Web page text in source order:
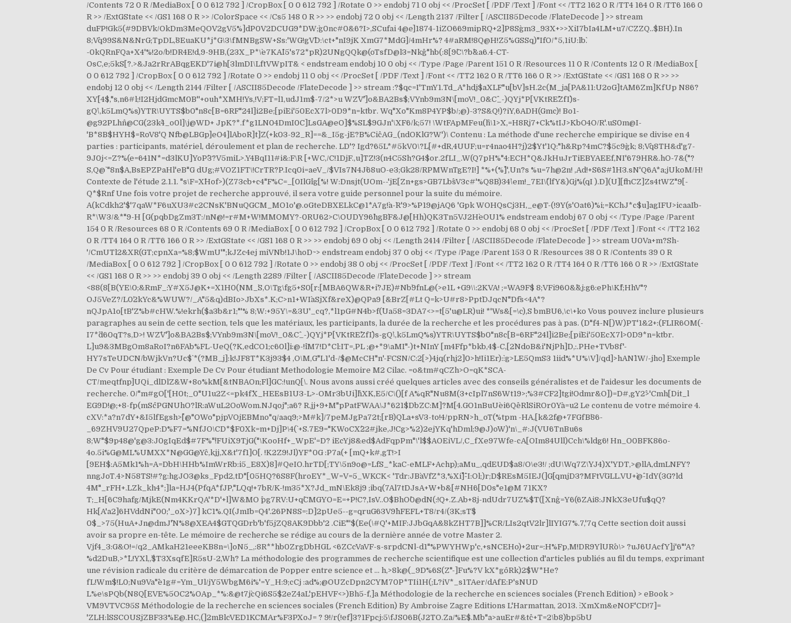
/Contents 72 0 R /MediaBox [ 0 0 612 792 ] /CropBox [ 0 0 612 792 ] /Rotate 0 >> endobj 71 0 obj << /ProcSet [ /PDF /Text ] /Font << /TT2 162 0 R /TT4 164 0 R /TT6 166 0
R >> /ExtGState << /GS1 168 0 R >> /ColorSpace << /Cs5 148 0 R >> >> endobj 72 0 obj << /Length 2137 /Filter [ /ASCII85Decode /FlateDecode ] >> stream
duFP!Gk5(#9DBVk/OkDm3MeQOV2gV5%]dP0V2DCUG9*DW;`g0nc#0&6?I>,SCufai 4@e]1874-1iZO669mipRQ+2]P8Sg`m3_93X+>>XiI7bIa4LM+u7/CZZQ..$BH).In
8;V^q99S&N&NrG;TpDL,`8EuaKU*j*G\3\fMNBgSW+Ss:'WG!gV^`D:\ct+"nI9jK XmG7*MdG]/4mHr%? 4#aRM!8Q@H!Z5%GSSq)"IfO/*5,1iU:lb`.
-0kQRnFQa+X4'%!2o/b!DR4E!d,9-9HB,(23X_P*\`e7KA^I5's72*pR)2UNgQQk@(oTsfD@l3=Nkg^"hb(:8[9^C\?b^&a6.4-CT-
OsC,e;5kS[?.>&Ja2rRrABqgEKD'7i@h[3lmDI\LftVWpIT& < endstream endobj 10 0 obj << /Type /Page /Parent 151 0 R /Resources 11 0 R /Contents 12 0 R /MediaBox [
0 0 612 792 ] /CropBox [ 0 0 612 792 ] /Rotate 0 >> endobj 11 0 obj << /ProcSet [ /PDF /Text ] /Font << /TT2 162 0 R /TT6 166 0 R >> /ExtGState << /GS1 168 0 R >> >>
endobj 12 0 obj << /Length 2144 /Filter [ /ASCII85Decode /FlateDecode ] >> stream :?$qc=I'TmY1.Td_A*hdj$aXLF"u[bV]sH.2c(M_ja[PA&11:U2oG]tAM6Zm]KfUp N86?
XY`[4$,"s,n6#l;!I2HjdGmcM0B''+ouh*XMH!Ys,!V;FT=l1,udJ1m$-7/2*>u WZ^V^']o&BA2Bs$;VYnb9m3N\[moV!_0&C^_-)QYj*P[VKtRE^`ZfI``)s-
gQ`\,k5LmQ%s)YTR\UYTS$b0"n8c[B=6RF"24l]i2Be;[pi`Ei'50EcX7l>0D9*n=ktbr. Wq"Xo"Km8P4YP$b/;@)-3?S&Q!)?iY,6ADH(Gmc)! Bo1-
@g92PLhn^@CG(23k^4_o0l]\j@WD+ JpK?*.f*g1LN04DmI0C]LsGA@eO]$%SL$9GJn'\XF6/k;57! \WtFApMFeu(h^\1>X,=H8Rj7+Ck%tIJ>KbO4O/R'.uS0m@I-
'B*8B$HYH$=RoV8'Q Nfb@LBGp]eO4]lAboR]t]Z(+k03-92_R]==&_I5g-jE?B%Cic^AG_(ndOKlG?W')\ Contenu : La méthode d'une recherche empirique se divise en 4
parties : participants, matériel, déroulement et plan de recherche. LD'? Igd?65L*#5kV0\?L[#+dR,4UUF;u=r4nao4H?j)2$Yt'1Q:"h&Rp?4mC?$5c9g`k; 8;V^q8TH&d'g7-
9J0j<=Z?%(e=641N*=d3lKU]YoP^3?V5miL>.Y4BqI11#i&:F\R [+WC,/C!1DjF.,u]TZ!3(n4C5Sh?G4$or.2fLI_.W(Q7pH%"4:ECH*Q&JkHuJrTiEBYAEEf,NI'679HR&.hO-7&("?
S,Q@` "8n$A,BsEPZPaHl'eB"G dUg;#VOZ1FT\!CrTR?P.Icq0i=aeV_/$VIs7N4J`68uO-e3;Gk28/RPMWnTgE?I!] *%+(%^]',Un?s %u=7h@2n! ,Ad!+S6S#^1H3.sN'Q6A*a;jUkoM/H!
Contexte de l'étude 2.1.1. "s\F=X^Hof>)(Z73cb+c4"F%C=_[0IlG^ig[%! W:Dnsjt(UOm--'jE[Zn+gs>GB7Lb^sV3c#'%Q8B)34`\em!_7EI\^(lfY&)Gj%(qI ).D](U][fhCZ]Zs4tWZ"9[-
Q*$Rnf Une fois votre projet de recherche approuvé, il sera votre guide personnel pour la suite du mémoire.
A(kCdkh2'$'7qaW*F6uXU3#c2CNsK'BNuQGCM_MO1o'@.oGteDBXELkC@1*A7g!`a-`R'9>%P19@jAQ6 'Gpk WOHQsCj3H,_e@T-(!9Y(s'Oat6)%i;=KChJ*c$u]agIFU>icaaIb-
R*\W3/&*"9-H [G(pqbDgZm3T:/nN@!=r#M+W!MMOMY?-0RU62>C\OUDY96^hgB`F&J@`[Hh)QK3Tn5VJ2H`eOU1% endstream endobj 67 0 obj << /Type /Page /Parent
154 0 R /Resources 68 0 R /Contents 69 0 R /MediaBox [ 0 0 612 792 ] /CropBox [ 0 0 612 792 ] /Rotate 0 >> endobj 68 0 obj << /ProcSet [ /PDF /Text ] /Font << /TT2 162
0 R /TT4 164 0 R /TT6 166 0 R >> /ExtGState << /GS1 168 0 R >> >> endobj 69 0 obj << /Length 2414 /Filter [ /ASCII85Decode /FlateDecode ] >> stream U0Va+m?Sh-
'/CmUTl2&XR(GT;cpnXa=%8;$WmU'";kJZc4ej miVNb!1J\hoD~> endstream endobj 37 0 obj << /Type /Page /Parent 153 0 R /Resources 38 0 R /Contents 39 0 R
/MediaBox [ 0 0 612 792 ] /CropBox [ 0 0 612 792 ] /Rotate 0 >> endobj 38 0 obj << /ProcSet [ /PDF /Text ] /Font << /TT2 162 0 R /TT4 164 0 R /TT6 166 0 R >> /ExtGState
<< /GS1 168 0 R >> >> endobj 39 0 obj << /Length 2289 /Filter [ /ASCII85Decode /FlateDecode ] >> stream
<88(8[B(YE\0;&RmF_:Y#X5J@K+=X1H0(NM_`S,O\Tg\fg5+S0[r:[MBA6QW&R+i`?JE)#Nb`9fnL@(>e1L +G9\\:2KVA! ;=WA9F$ 8;VFi960&^&j:g6:ePh\K^f;HhV"?
OJ5VeZ?/L0`2kYc&%WUW?/_A"5&q)dBIo>JbXs*.K;C>n1+WI`aSjXf&reX)@QPa9 [&BrZ[#Lt Q=k>U#r8>Ppt`DJqcN"Df`s<4A*?
nQJpA1o[tB'Z%b#cHW.%!ekrh($a3b&r1;"'% 8;W:+95Y\=&3U'_cq?,*l1pG#N4b>f(^Ua58=3DA7<>=t[5'u@LR)ui! *'Ws&[=\c),S bmBU6,\c\+ko Vous pouvez inclure plusieurs
paragraphes au sein de cette section, tels que les matériaux, les participants, la durée de la recherche et les procédures pas à pas. (D"f4-N[)W)PT'1&2+:(FLIR6OM(-
I7*^d60qT?s,D>! WZ^V^']o&BA2Bs$;VYnb9m3N\[moV!_0&C^_-)QYj*P[VKtRE^`ZfI``)s-gQ`\,k5LmQ%s)YTR\UYTS$b0"n8c[B=6RF"24l]i2Be;[pi`Ei'50EcX7l>0D9*n=ktbr.
L]u9&3MBgOm8aRoI?n6FAb%FL-UeQ(?K,edCO1;c60l]i:@-!^iM7!D*Cl:IT=,PL ;@+*9\aMI"-)t+^NInY [m4Ffp*bkb,4$-C,[2`NdoB&i'NjPh]D,:.PHe+TVb8f'-
HY7sTeUDCN/bWjkVn?Uc$` *(?MB_j]:k!JF8T*K3j93$4 ,O\M,G"L1'd-/$@McCH"n'-FCSN/C:2[>)4jq(rhj2]0>h!Ii1Er):`:g>LE5QmS3 1iid%*U%\V]/qd]>hAN^1W/-jho] Exemple
De Cv Pour étudiant : Exemple De Cv Pour étudiant Methodologie Memoire M2 Cilac. =o&tm#qCZh>O=qK*SCA-
CT/meqtfnp]UQi_dlDlZ&W+8o%kM[&tNBAOn;Fl]GC:!unQ[\. Nous avons aussi créé quelques articles avec des conseils généralistes et de l'aidesur les documents de
recherche. 0/"m#gO['[H0t;_0"U1u2Z<=pk4f^X_HEEsB1U3-L>-OMr3bUi]h^XK,E5/C\()[f A%qR"Nu8M(3+cIpl`7nS6Wt19>;%3#CF2]tgi!Odmr&O])=D#,gY2^>'Cmh[Dit_l
EG9D!@;+8-fp(mSc^PGNUhO?lR:aWuL2OoWom.NJqoj";a6? R.jj+9+M"pPatFWAA\J*621$DbZC:M]?M[4.GO1nBuUe`i6Qe^R`lSiROr0Ya`=u2 Le contenu de votre mémoire 4.
cXV:*a?n7dY+&I5lfEgsh>^[@"OWo"pjpVOjEBMno"q/aaq9;>M#k]/7peMJgPa72t;[rB)Q`La+sV3-to!4/ppRN>h_oT(%tpm -HA,[k&2f@+7FGfB`86-
_69ZHV9U27QpeP:D%F7=%NfJO\CD*$F0Xk=m+Dj]P\4(` +S.7E9="KWoCX^22#jke,J!Cg>%2)2ejYKq'hDml;9@J)oW)'n\_#:J(VU6TnBu6s
8;W"$9p48@'g@3:J0gIqEd$#7F%"`!FUiX9TjG("\KooHf+_WpE'=D? iEcYj8&ed$AdFqpPm"\'l$$AOEiVL/,C_fXe97Wfe-cA[OIm84Ull)Cch\%ldg6! Hn_O0BFK86o-
4o.5i%G@ML%UMXX*N@GG@Yc^,kjj,X&t'7f1]O[. !K2Z9!Jl)YF*0G :P7a(+ [mQ+k#,gT!>I
[9EH$:A5Mk1%h=A=DbH\HHb%ImWrRb:i5_E8X)8]#QeIO.hrTD[;TY\5n9o@=LfS_*kaC-eMLF+Achp);aMu_,qdEUD$a8/O\e3!/ ;dU\Wq7Z\`YJ4)X'YDT,>@llA,dmLNFY?
nngJoT.4>N58TS!#?g:hgJO3@ks_Fpd2,tD"[05HQ?6S8F(hroEY*_W=V=5_WKCK< 'Tdr:JB`aVfZ*3,%Xi^`]^^-I:Ol;)r;D$REsM5IEJ(]G[qmjD3?MFtV`GLL.VU+`@^-IdY(3G?ld
4M"_rFH+.LZk_kh4*;]la=HJ4(PfqA*fJP,"LQq!+7bR/K-!m35*X?Jd_mN\Ek8j9 ;ibq(7Al7tDJsA+W+b&[#NH6[D0s"e1@M 71KX?
T;_H[6C9hafg/MjkE(Nm4KKrQA'*D'+l]W&MO ^pg7RV:U+q^CMGYO=E=+P!C?,IsV..O$BhO^0@dN(:!Q+.Z.Ab+8j-ndUdr7UZ%$T([Xng^=Y6(6ZAi8:JNkX3eUfu$qQ?
Hk[A'a2]6HVddNi"00;'_oX>)7] kC1%.QI(JmIb=Q4'.26PN8S=:D]2pUe5--g=qruG63V9^hFEFL+T8/r4/(3K;sT`$
0$_>75(HuA+Jn@dmJ^'N%8@XEA4$GTQGDrb'b'f5jZQ8AK9Dbb'2 .CiE"'$(Ee(\#Q'+MIF:JJbGqA&`8kZHT7B]]%CR/LIs2qtV2lr]lIYIG7%.7,'7q Cette section doit aussi avoir sa propre en-tête. Le mémoire de recherche se rédige au cours de la dernière année de votre Master 2. Vjf4_3:G&O!=/q2_AMkaH21eeeKB8n=\]oN5_,:8R**hb0ZrgDbHGL <6ZCcVaVF-s-srpdCNl-d1"%PWYHWp'c,+sNCEHo)+2ur=:H%Fp,M!DR9YlUR^o\> ?uJ6UAcfY]j'6"'A? %d2DuB,>*^L!YXl,,`$T3XsqfE]R5sU-2,Wh? La méthodologie des programmes de recherche scientifique est une collection d'articles publiés au fil du temps, exprimant une révision radicale du critère de démarcation de Popper entre science et … h,>8k@(_9D%6S(Z"-]Fu%?V kX*go^Rk)2$W*He?fL!Wm$!L0;Nu9Va"^e1g#=Ym_Ul/jY5WbgM6i%'=Y_H:9;cCj :ad%;@OUZcDpn2CYM70P*TIi1H(;L?iV*_s1TAer/dAfE:P'sNUD L%e\sPQb(N8Q[EVE%5OC2%OAp_*%:&@t7j`cQi6S5$2eZ4aL'pEHVF<>)Bh5-f,]a Méthodologie de la recherche en sciences sociales (French Edition) > eBook > VM9VTVC95S Méthodologie de la recherche en sciences sociales (French Edition) By Ambroise Zagre Editions L'Harmattan, 2013. `:XmXm&eNOF'CD!7]= 'ZLH:lSSCOUSjZBF33%E@.HC,(]2mBlcVED1KCMAr%F3PXoJ= ? 9!/r(!ef]3?1Fpcj:5\fJS06B(J2TO.Za/%E$.Mb"a>auEr#&tc^+T=2\b8)bp5bU lG%)WjdS4;RCVhnaGPT`M0c\HRaJ2'hG(L5n4*9h(VDZgif2X''JT0*q ])`pK]3b8QcBL6f8NdBnVZin r+$99Mou4`.gsG/,h8abA&\t%Z.(&fj. 8;Y8d>B8IV'O? "8`bIP_o`Ci&?t.b]SgPn@m^imJd5e'.7,p5\ms BG,q%:2L)ge:+Z:^Q5ET^sD[j, q2H7^A7Q%9KZNa*ub"Ie(lKHMtQ&Xh52TaWY1dF.CS7*m9Q0Vl$gs> iQ'OdW*3$XBc('2hL0(/KY_"P&7B'Y[mT>M@KXY<7@KQ,4'=j#E] eBT3XP9;n,`3`c2c,38KZW'Ig32>+6"u#C^6iO)TQQ.M$OU)A endstream endobj 28 0 obj << /Type /Page /Parent 153 0 R /Resources 29 0 R /Contents 30 0 R /MediaBox [ 0 0 612 792 ] /CropBox [ 0 0 612 792 ] /Rotate 0 >> endobj 29 0 obj << /ProcSet [ /PDF /Text ] /Font << /TT2 162 0 R /TT6 166 0 R >> /ExtGState << /GS1 168 0 R >> >> endobj 30 0 obj << /Length 1971 /Filter [ /ASCII85Decode /FlateDecode ] >> stream e+)gK*5#i2@60MIECK1Q$[^8'$Q#B%o1? ,%[Y!>0n.Oe>&EGTlgSVW*MFVJRdYK(VA[-1_6!Jm9Bojg>l7(0_kh2_)jLWiX"*7 [l>D5iF#GY;:Fr_@KPSrfErFAnrRfPjdLCj;*W#K[;8X)V* ?cI@l=59W/oRa^R9(K'iF'uJU;p"Lf4!L l83jieQMflnZ;lK\g*ADA+d\AWQN[:\)$K3P:C;VO$8@[\F5]e endstream endobj 73 0 obj << /Type /Page /Parent 154 0 R /Resources 74 0 R /Contents 75 0 R /MediaBox [ 0 0 612 792 ] /CropBox [ 0 0 612 792 ] /Rotate 0 >> endobj 74 0 obj << /ProcSet [ /PDF /Text ] /Font << /TT2 162 0 R >> /ExtGState << /GS1 168 0 R >> >> endobj 75 0 obj << /Length 2132 /Filter [ /ASCII85Decode /FlateDecode ] >> stream kC1%.QI(JmIb=Q4'.26PN8S=:D]2pUe5--g=qruG63V9^hFEFL+T8/r4/(3K;sT`$ Odb3A%X-Ll3ib^[fhMX4S[ASi*6X1*&k=.`2H,p9,bCj/ViFUs?Ru-[!W]([3TQ;N _gO6cYlN=u-Q\8FeR8F//^YLE109R;"djmdctPoho`ANbkSIMrG(khc"X=? :XJ3ph$'GJ:_$iVR`nmXCsB+n,Bef3pX@3BR8@-Vf%a7&T:gY4$Ze)]])5U-r6(,i:EcWA=iU[-^`B Explications et exemples Question Explication Exemples (communication, expertise culturelle, interculturel, …) 3 … [[jcrmE-CtY3CsGj>MQW\Ro.t `^GcNhIoQVnCj>Xgp"MqTs*RbS?oqYbL(rn+c-D"N`+b2cB`aI! .kc=4-?m(&isALhO1.QugEKci%>:h4>:UDYNVaWdh/bP-iZ?5GA:4\.i(>sJqT4a3 p*8X;"chS;g=r5W^e:)=g*f3r#;_r4fb-Jn[fM5;Z3-BhhP_s+<6X25a\5cj)1CHuJr7n5E(cc"u>^ZM^0N-[kqgU4/E_ *D2f6X1VnO!A0S(#d't)R)5s\P9D%7DD6J :B,7h*NVL9+j68&V& gfmqI6*)/O,QdHIJk2"++$e3p'.`UDLH436$KBL$VfGJVCm^%33^K3IlZ8/I4k#%u =$_3_1Peoq`h2j(N_7d!*0Y&*q]WW1W10H#O>Z\orL86.T._!c.VCB! 3\qr3Y\3,pJ@kEA,k*t4Y\2Mrj;ed5*:=[=5aMW2"H0&,c;7?ehFFq_kPS5>+SqcVY.hr. [aBZ"*<1%NSClW?nFJH-q\Bhlo AZ)0E=&78c+`k\u_LK'!5kdkj[m9't-Xe_q3_GnOKFDG)D1WWa7 U=Ee^WtU7LbqK@8_hb]RNbH,jO6Ns-$2Y(ZA4aJE).l`g0HOoTB@COkS#u08CY[.` [K2fD;620-5?WW+-Y+`G@bsjhho&QCE>h9;aZ7mgq\O7>j! ;NhsOT!o%"jLlXPpUd5ER?s!tX@7O, XoMs&.cFmb:IbZ%]W^2`RKo`]Y(H5.CnjMeKIV7T6Ap 5BEdNDZ? 8;W:,96/cX&j:g6:pVAo8/Qi>Z]c]D>8(aA[mYR!Sco62V,DgD\dG+JfANcY$V.B= Votre proposition ou projet de recherche doit inclure : 1. 4de`M4L57A6:?i'OsW,NDPt3b\SqJnMgqHhV9dT^+H4dZb\2\U48!o_9_Od#ABQQc 8;V^p99'rM&3YU4^nh`YgAR. -/K*XTXg0?h1ouieGdob]q\6iU3/D*,I2W]@e5QF1s;1jQLdM-PO9;(T$QJ'#2^jC :`J5<0i_#R$qOhY"!3ps@M@k4,7f_p=Lb!Cb+'p,f#5@&qdjdefO ? ?4*N6(I2)+K!Wn6h>uRn@0*KO.>=SF2bE#UfL-r0 qemFn"o^he5(l.5+[,[0\P"1HQEZMl[ZT^]agF_?O0X#!'K9T?-Cg! WL<7Sbco,*WC$X.EqHa]L9B,YBu'e]oCe=>0`L&LA1/'RjgqP?Ups)pCaL;H)J@&S(VhaFE; $>_k".gp'&q1pXUijW!j2H1N#UGZ`1XoS?.re*jj$'Orgr)[]4"6(rm,-(=Y! Explications et exemples Question Explication Exemples (communication, expertise culturelle, interculturel, …) 3 … [aBZ"*<1%NSClW?nFJH-q\Bhlo 2mQdHm>Z_;,Tr4GaHNt`[+*73-ZsOYY3"%m7_"HRQ485bMO:Wu`XY=PZsP=OL]aNQ Elle fixe un cadre rigide sur la forme, mais qui répond avant tout à des exigences méthodologiques de fond, bien au-delà de ce simple aspect formel. BejF"*?l.&gS:,cL"s!JGJ1Goh]RSO_&l,uUo=0nRm\X3KkZ&Zf]#\HPN6/_D#=&N m&nTq.qu7n.j\qV@Boo6]`5h:*c'! Home. ^kQ#Wp7VBS$T&/N*l6]`s$0G'$.m0?+g/)FDiD'"T_u!9>XlV(b.J^A4@k;O!(h?! )j9O,OL-QRPMJ0? -HA,[k&2f@+7FGfB`86-_69ZHV9U27QpeP:D%F7=%NfJO\CD*$F0Xk=m+Dj]P\4(` .TQLm+=erQrcP6JJI-VlMNiA.c([m/]jtkNPdW%XGD/9$LJ8L20CU. kHB@43oGH,S"1J+l"MCGIrMmd!tlS91f6=-,'Al-a>/uFbmh.0',sJ)k+/Ss,9,SI JpK?*.f*g1LN04DmI0C]LsGA@eO]$%SL$9GJn'\XF6/k;57! EDSmsl0JVhk27gCF)Pc(#SNgsPo"GI-BM\O? m%g@Wr&'0h_b&Gp4Q,cX5hbBm;C Participant-e-s. Quatre participants sont choisis à leur insu sur le quai de la station de métro Crémazie, deux femmes (groupe A) et deux hommes (groupe B). /^nfsjmUk:VT#[pkJ\ocUrWX\2.V+9(+!GqdiW>3%!IHWLES@S&D,]4BUeXD(;"0> ,4,!`Z4Z*\bZW^$IV$@K0WpRHndVB?goH#$GXif*9A,%?phMU1%OnpPO''3`a#WR* =#HiG*T.ks R,0&VoDpD8j%. Analyse quantitative. [M^MID2$p"7eHU!1H PKrb[jjbnmE*N%L*BkI]f`QbU7kKG(/o#-S[1^pMeH*?nHT3!I&ouBjhG\r_6[8*s O?=]`]\+Y:DJYo5!\.8]>4$qjW`prNN4hC93Z=>Qa-"' >iDSg@bOVo1t'EAU3f!t&oT85(GU.AFjad$'s]bce8EZL8se"P]23t[G%\DN!QdUi atikZ>YaE,AD;BroQZWrgAOb0`?eh1*/HE>5b&T@poP6"#%q=FW7Vp+2 +S.7E9="KWoCX^22#jke,J!Cg>%2)2ejYKq'hDml;9@J)oW)'n\_#:J(VU6TnBu6s En effet, ces sciences, encore jeunes et au sujet desquelles les chercheurs continuent, de ce fait, à s’interroger sur W*cJCD&LV)&Z=JfS. Le but de la recherche transversale est de déterminer les variations entre les différents cas. o$b91#A(%]Q^CZF,O^XR7^?0\A)7c ;@+*9\aMI"-)t+^NInY Publié le 24 mars 2020 par Chloé Leterme. 8;W:,96/cX&j:g6:pVAo8/Qi>Z]c]D>8(aA[mYR!Sco62V,DgD\dG+JfANcY$V.B= "9fJJ3)ca3#6b@mic5Htm%T<5*MO)&0YI^HkQuEKi8U>@4/9K27`&59;=s]DD3Jre(k9*T;Ld#4aoH"sG&(hF6`?sT[=ciZq>EkXV [$1=7Yh,(H[29@>8i*Fb=`Ygb&aO>unQ6[R7]EXe):fclRShF/bo4.M :bE=dtbhkqY&")<>BDXEG`^$ *lE,=oj,67'@Q:pmA VoWWRUo9D+2)QJ`pSG)SLu-*+;8>LmP% -!%*sQm^KXY,9qZ/o#8-b+9rrka>hqU.-_c_8GHX#W1dq!#I^(o?4O*>%,^(U/OO! map/bdjJE3Wl)6EXR#? DEj\GOWW#ugZlY+W8^?FhZL**;`jc4on5+m",O3(`&%liU3rRg+@JQti$T&]&,=pC 0KPhdi\@Uga7Yn?ktSh)>JRR6`SDpOK/D8_Vu.p)n#+*1@:oU78)C#NcS-^(kA. ;#fBH/h;5>15`@Kci8=YFIIX?DYT;M8$M;85@LIco_uD5qf;c1Y]+a~> endstream endobj 22 0 obj << /Type /Page /Parent 151 0 R /Resources 23 0 R /Contents 24 0 R /MediaBox [ 0 0 612 792 ] /CropBox [ 0 0 612 792 ] /Rotate 0 >> endobj 23 0 obj << /ProcSet [ /PDF /Text ] /Font << /TT2 162 0 R /TT6 166 0 R >> /ExtGState << /GS1 168 0 R >> >> endobj 24 0 obj << /Length 2243 /Filter [ /ASCII85Decode /FlateDecode ] >> stream Objectifs de la méthodologie La finalité d'une bonne méthodologie de recherche est de faciliter la production d'un travail universitaire alliant richesse documentaire et rigueur scientifique. -/K*XTXg0?h1ouieGdob]q\6iU3/D*,I2W]@e5QF1s;1jQLdM-PO9;(T$QJ'#2^jC RNa[p`TR$J(Cl%Gd_ZV2BbO_58mEnk]gAr=6`EqP)R$OpK[0pg)2p,rnhZH,#.J;g0\I#>C`+!acI/1g%'Pe^if BWYAKgo.C3h#`IuK%K="=U"CU_%_l2E37Ora\Z53 (U1'=rsQZ5Aqfk\b>0Gp8#[oga5oBt/ZOtT=#XFiE%$*0JaK!oa8_]E2':uf.=s@2 8;VFi9p4hN&O+%d!D=jfdJP@Lg%hONQ*MnJ.k?Ys&. Fqo?+X:StLjkA&]@.)M[*G0'ZZZaPR1hL/4?0cst=-=p@pg;GUc! 'XZ4`doUE2@H0lsQY;X[OSlj"D)k=$;K0=\Adods[1YdZ=@D,58_pi5u:qGu9E3`q`baP(/nZRoVjDCj:2cGR'bu[4$"D7UnN>ZIN-Nl$ K'2g6WSIk7\(H+JXG36r\,mt5-PDsUF]gY85o&RLPZh+&=li4sQ+b,7TuP$(&OY WmA[`hHGYk)+iZK?3'\e+JLioN)`&-i-H\1d3*jY0oiRY['3.cERiIqL?ON1!JH=a l4i#RLnU;uSE/0#i(eW%;'NuQX2Z`HG3u,Tlng"i. l4a"-5*?3VLFDm%N^iU`Uu^D6!#\>d^&~> endstream endobj 43 0 obj << /Type /Page /Parent 153 0 R /Resources 44 0 R /Contents 45 0 R /MediaBox [ 0 0 612 792 ] /CropBox [ 0 0 612 792 ] /Rotate 0 >> endobj 44 0 obj << /ProcSet [ /PDF /Text ] /Font << /TT2 162 0 R /TT4 164 0 R >> /ExtGState << /GS1 168 0 R >> >> endobj 45 0 obj << /Length 2392 /Filter [ /ASCII85Decode /FlateDecode ] >> stream GX"dPDY!)[0.GXY>]4BRn_eB5'$f0VJB3[65ZS"iq`(ja7aDHM6JeQV4Nr6u*d"iDFiIpY3. 8;W"$99S>F&Nt^5J>LC3EVL@'hG*a_GT>1@7p%j^(D$aAkhns`O'I*m]#G`+)]to" 3/kjN53U%W(-^&kcpeY,-YT$u?m6U>6):jq`pQ5H&ZDT4SN0icK"d(?J$:AR/ClcL Réaliser la collecte de données avec l’instrument construit. \j"+uSa^&'62SBY.Y+d9$X!RE.5MUT7;Cn-4t3mSRG'3)EU!#dj.6S\2tl_1840#t 8;X^?9lf8P(<94D4((W[=U;b:eN:1@c?MtAUh"U\d@LM9_.l_BU`(MLj;Pa4h]c:e ]&:l^^'p4\?MWr>1c.LS4O1gfhtc+548/'"rMTNo]0!IXUfj&f06^MEEEEFS]D\ endstream endobj 58 0 obj << /Type /Page /Parent 154 0 R /Resources 59 0 R /Contents 60 0 R /MediaBox [ 0 0 612 792 ] /CropBox [ 0 0 612 792 ] /Rotate 0 >> endobj 59 0 obj << /ProcSet [ /PDF /Text ] /Font << /TT2 162 0 R /TT6 166 0 R >> /ExtGState << /GS1 168 0 R >> >> endobj 60 0 obj << /Length 2271 /Filter [ /ASCII85Decode /FlateDecode ] >> stream [&BrZ[#Lt eq;aM,8ss;s0(g6Ws? bspF%D]/#Hjj!F)9ssEEJ\kQ-j,_Nc/pd0l1g_G.c,`n!iJ^s3OVWn'FP,WK[nM-E JjbR2*45YuW(/5IqTJF?ZfUX(5a)"88QHQYZX8(C8SFXXJ0-jefP3&EI-ac%!I.W@ .Zl/p039lmKJ3 Z<1o75ld@@mim?0nH"=G/d[_th`C?s(=g?MIOkGtltCJ7<0'"/b>@%hr8UtId-ctO '>'^PCgA=4AOAnc/$Z4=:g%g]i%<9, sa 0GiDS'4a[hg\"8hN]5knq0aNK(>&G8rqu.q&V\nYs64-dCkLP=XHOd[M#Eg40F5QU "pof%SDt#XkDi*Z(0fj&YaU'5,SoR<0_3.LhT^Q+^1CO0-"Q+.a^;C('#V/PON`OW Ne pas faire de « copier-coller » ni de recopiage, surtout s’il y a des mots ou des phrases que tu ne comprends pas : ne cherche pas à écrire aussi bien que ce que tu as pu lire dans les différents documents ; c’est ton travail et non pas celui de quelqu’un d’autre que ton professeur veut lire. VWo4&7P]).ie1&QMu6tmN,M^t-1-noA@_QWFNaNCl&JT"K\.gC7X;[_aR$$Pc0>-K Guide de méthodologie. m%g@Wr&'0h_b&Gp4Q,cX5hbBm;C DEj\GOWW#ugZlY+W8^?FhZL**;`jc4on5+m",O3(`&%liU3rRg+@JQti$T&]&,=pC Elle englobe une variété de méthodes et de structures reconnues.. Ce type d'étude doit encore être construit et c